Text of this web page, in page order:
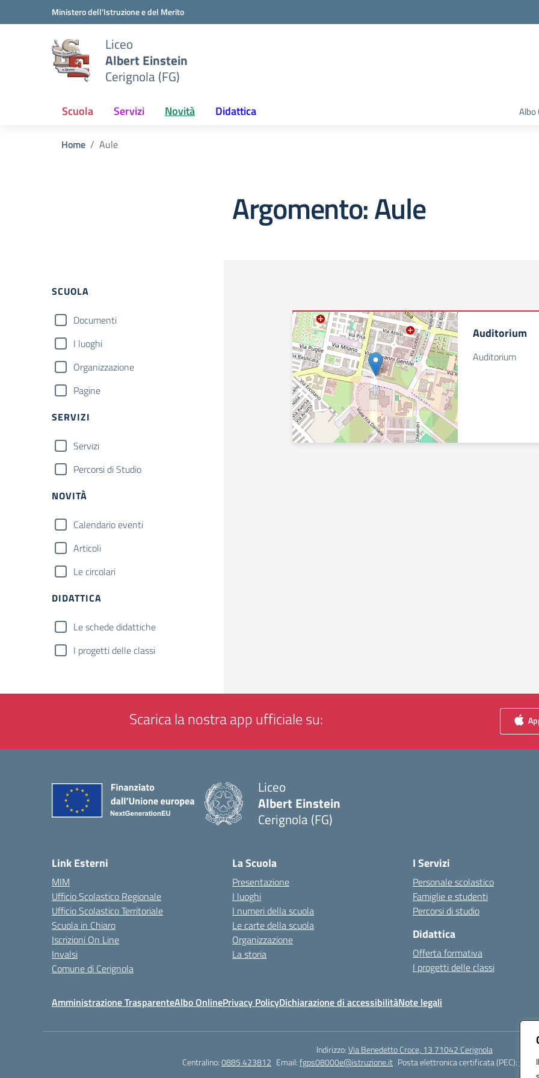
Vai ai contenuti
Vai al menu di navigazioneMinistero dell'Istruzione e del Merito
Liceo
Albert Einstein
Cerignola (FG)
Scuola Servizi Novità Didattica Albo
Home Aule
Argomento: Aule
Filtri
SCUOLA
Documenti
I luoghi
Organizzazione
Pagine
SERVIZI
Servizi
Percorsi di Studio
NOVITÀ
Calendario eventi
Articoli
Le circolari
DIDATTICA
Le schede didattiche
I progetti delle classi
Auditorium
Auditorium
Scarica la nostra app ufficiale su:
Liceo
Albert Einstein
Cerignola (FG)
Link Esterni
MIM
Ufficio Scolastico Regionale
Ufficio Scolastico Territoriale
Scuola in Chiaro
Iscrizioni On Line
Invalsi
Comune di Cerignola
La Scuola
Presentazione
I luoghi
I numeri della scuola
Le carte della scuola
Organizzazione
La storia
I Servizi
Personale scolastico
Famiglie e studenti
Percorsi di studio
Didattica
Offerta formativa
I progetti delle classi
Amministrazione TrasparenteAlbo OnlinePrivacy PolicyDichiarazione di accessibilitàNote legali
Indirizzo:Via Benedetto Croce, 13 71042 Cerignola
Centralino:0885 423812 Email:fgps08000e@istruzione.it Posta elettronica certificata (PEC):